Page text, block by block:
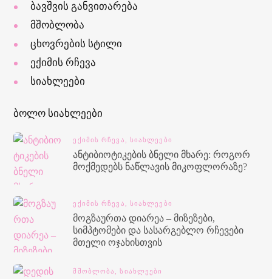
ბავშვის განვითარება
მშობლობა
ცხოვრების სტილი
ექიმის რჩევა
სიახლეები
ბოლო სიახლეები
ᲔᲥᲘᲛᲘᲡ ᲠᲩᲔᲕᲐ, ᲡᲘᲐᲮᲚᲔᲔᲑᲘ
ანტიბიოტიკების ბნელი მხარე: როგორ
მოქმედებს ნაწლავის მიკოფლორაზე?
ᲔᲥᲘᲛᲘᲡ ᲠᲩᲔᲕᲐ, ᲡᲘᲐᲮᲚᲔᲔᲑᲘ
მოგზაურთა დიარეა – მიზეზები,
სიმპტომები და სასარგებლო რჩევები
მთელი ოჯახისთვის
ᲛᲨᲝᲑᲚᲝᲑᲐ, ᲡᲘᲐᲮᲚᲔᲔᲑᲘ